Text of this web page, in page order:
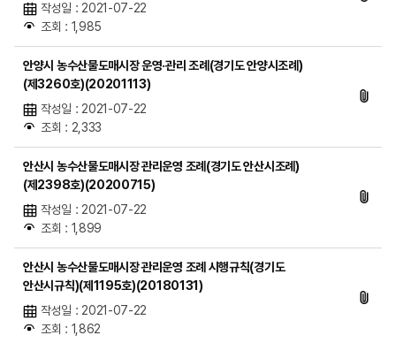
작성일 : 2021-07-22
조회 : 1,985
안양시 농수산물도매시장 운영·관리 조례(경기도 안양시조례)
(제3260호)(20201113)
작성일 : 2021-07-22
조회 : 2,333
안산시 농수산물도매시장 관리운영 조례(경기도 안산시조례)
(제2398호)(20200715)
작성일 : 2021-07-22
조회 : 1,899
안산시 농수산물도매시장 관리운영 조례 시행규칙(경기도
안산시규칙)(제1195호)(20180131)
작성일 : 2021-07-22
조회 : 1,862